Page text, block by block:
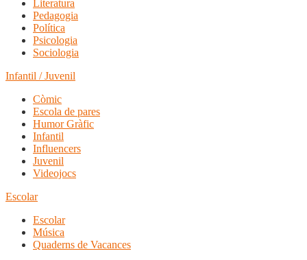
Literatura
Pedagogia
Política
Psicologia
Sociologia
Infantil / Juvenil
Còmic
Escola de pares
Humor Gràfic
Infantil
Influencers
Juvenil
Videojocs
Escolar
Escolar
Música
Quaderns de Vacances